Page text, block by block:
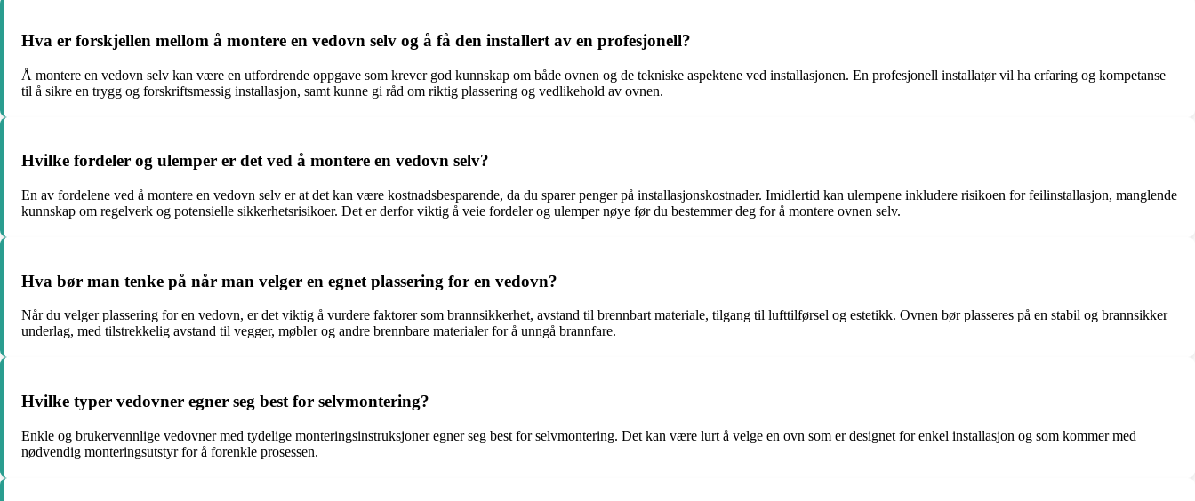
Hva er forskjellen mellom å montere en vedovn selv og å få den installert av en profesjonell?
Å montere en vedovn selv kan være en utfordrende oppgave som krever god kunnskap om både ovnen og de tekniske aspektene ved installasjonen. En profesjonell installatør vil ha erfaring og kompetanse
til å sikre en trygg og forskriftsmessig installasjon, samt kunne gi råd om riktig plassering og vedlikehold av ovnen.
Hvilke fordeler og ulemper er det ved å montere en vedovn selv?
En av fordelene ved å montere en vedovn selv er at det kan være kostnadsbesparende, da du sparer penger på installasjonskostnader. Imidlertid kan ulempene inkludere risikoen for feilinstallasjon, manglende
kunnskap om regelverk og potensielle sikkerhetsrisikoer. Det er derfor viktig å veie fordeler og ulemper nøye før du bestemmer deg for å montere ovnen selv.
Hva bør man tenke på når man velger en egnet plassering for en vedovn?
Når du velger plassering for en vedovn, er det viktig å vurdere faktorer som brannsikkerhet, avstand til brennbart materiale, tilgang til lufttilførsel og estetikk. Ovnen bør plasseres på en stabil og brannsikker
underlag, med tilstrekkelig avstand til vegger, møbler og andre brennbare materialer for å unngå brannfare.
Hvilke typer vedovner egner seg best for selvmontering?
Enkle og brukervennlige vedovner med tydelige monteringsinstruksjoner egner seg best for selvmontering. Det kan være lurt å velge en ovn som er designet for enkel installasjon og som kommer med
nødvendig monteringsutstyr for å forenkle prosessen.